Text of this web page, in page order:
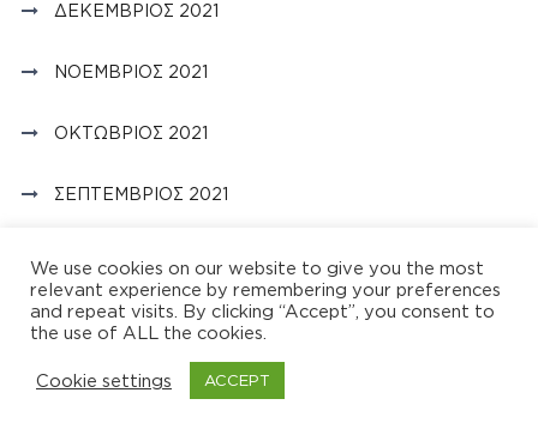
ΔΕΚΈΜΒΡΙΟΣ 2021
ΝΟΈΜΒΡΙΟΣ 2021
ΟΚΤΏΒΡΙΟΣ 2021
ΣΕΠΤΈΜΒΡΙΟΣ 2021
ΙΟΎΛΙΟΣ 2021
ΙΟΎΝΙΟΣ 2021
We use cookies on our website to give you the most
relevant experience by remembering your preferences
and repeat visits. By clicking “Accept”, you consent to
the use of ALL the cookies.
Cookie settings ACCEPT